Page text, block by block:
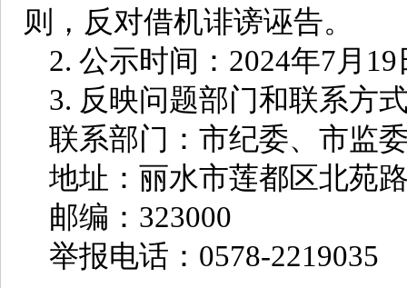
则，反对借机诽谤诬告。
2. 公示时间：2024年7月
3. 反映问题部门和联系方
联系部门：市纪委、市监
地址：丽水市莲都区北苑
邮编：323000
举报电话：0578-2219035